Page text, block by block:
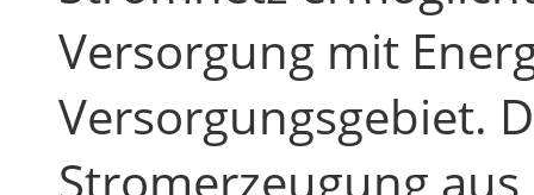
Versorgung mit
Versorgungsgebiet.
Stromerzeugung